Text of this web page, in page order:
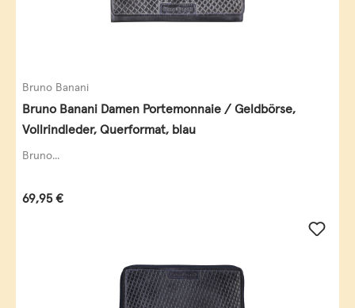
Bruno Banani
Bruno Banani Damen Portemonnaie / Geldbörse,
Vollrindleder, Querformat, blau
Bruno...
Regulärer Preis:
69,95 €